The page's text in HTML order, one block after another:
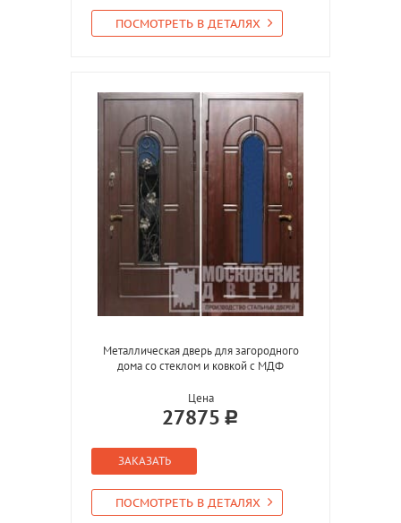
ПОСМОТРЕТЬ В ДЕТАЛЯХ
Металлическая дверь для загородного
дома со стеклом и ковкой с МДФ
Цена
27875
ЗАКАЗАТЬ
ПОСМОТРЕТЬ В ДЕТАЛЯХ